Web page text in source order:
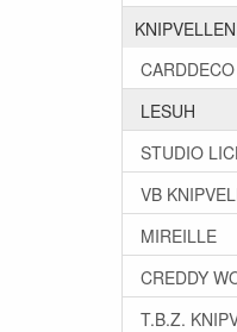
CARDDECO
LESUH
STUDIO
VB
MIREILLE
CREDDY
T.B.Z.